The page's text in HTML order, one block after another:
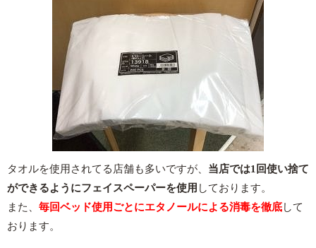
タオルを使用されてる店舗も多いですが、 当店では1回使い捨て
ができるようにフェイスペーパーを使用 しております。
また、 毎回ベッド使用ごとにエタノールによる消毒を徹底して
おります。